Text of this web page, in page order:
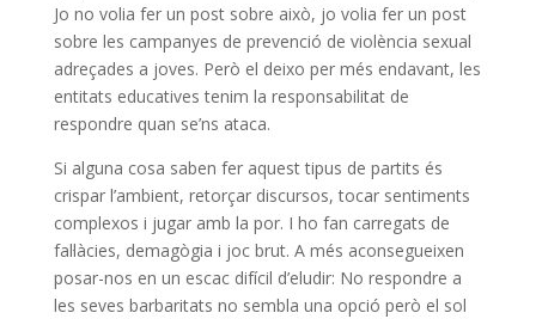
Jo no volia fer un post sobre això, jo volia fer un post
sobre les campanyes de prevenció de violència sexual
adreçades a joves. Però el deixo per més endavant, les
entitats educatives tenim la responsabilitat de
respondre quan se’ns ataca.
Si alguna cosa saben fer aquest tipus de partits és
crispar l’ambient, retorçar discursos, tocar sentiments
complexos i jugar amb la por. I ho fan carregats de
fal·làcies, demagògia i joc brut. A més aconsegueixen
posar-nos en un escac difícil d’eludir: No respondre a
les seves barbaritats no sembla una opció però el sol